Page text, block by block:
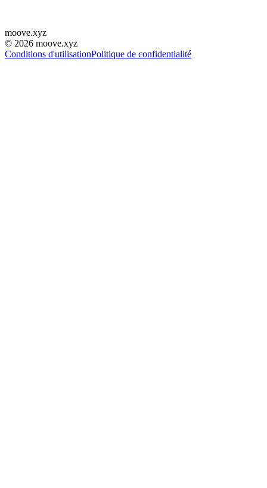
moove.xyz
© 2026 moove.xyz
Conditions d'utilisationPolitique de confidentialité